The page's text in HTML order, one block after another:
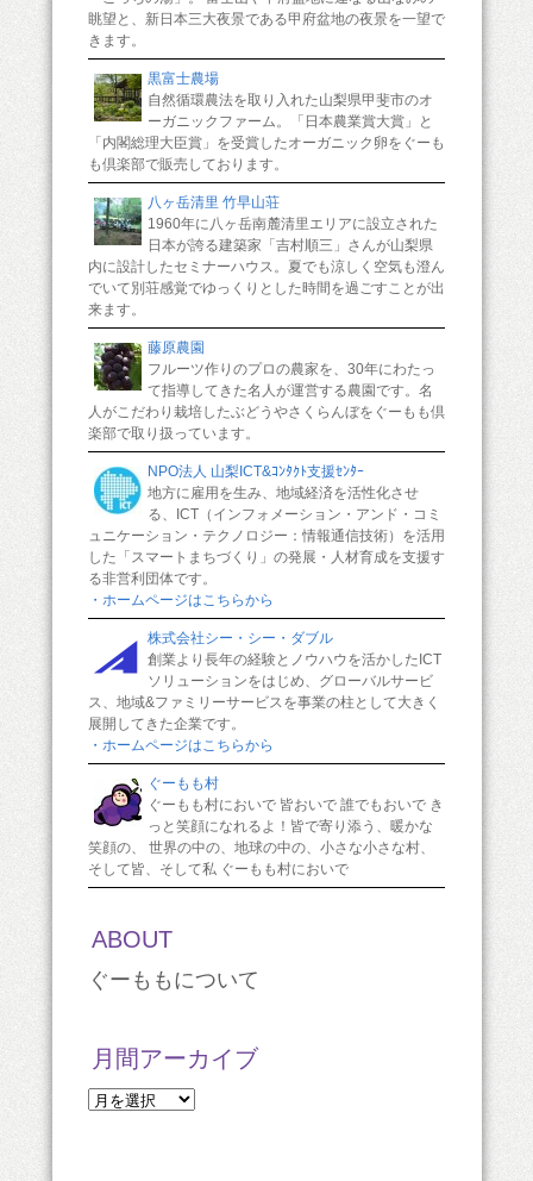
眺望と、新日本三大夜景である甲府盆地の夜景を一望で
きます。
黒富士農場
自然循環農法を取り入れた山梨県甲斐市のオ
ーガニックファーム。「日本農業賞大賞」と
「内閣総理大臣賞」を受賞したオーガニック卵をぐーも
も倶楽部で販売しております。
八ヶ岳清里 竹早山荘
1960年に八ヶ岳南麓清里エリアに設立された
日本が誇る建築家「吉村順三」さんが山梨県
内に設計したセミナーハウス。夏でも涼しく空気も澄ん
でいて別荘感覚でゆっくりとした時間を過ごすことが出
来ます。
藤原農園
フルーツ作りのプロの農家を、30年にわたっ
て指導してきた名人が運営する農園です。名
人がこだわり栽培したぶどうやさくらんぼをぐーもも倶
楽部で取り扱っています。
NPO法人 山梨ICT&ｺﾝﾀｸﾄ支援ｾﾝﾀｰ
地方に雇用を生み、地域経済を活性化させ
る、ICT（インフォメーション・アンド・コミ
ュニケーション・テクノロジー：情報通信技術）を活用
した「スマートまちづくり」の発展・人材育成を支援す
る非営利団体です。
・ホームページはこちらから
株式会社シー・シー・ダブル
創業より長年の経験とノウハウを活かしたICT
ソリューションをはじめ、グローバルサービ
ス、地域&ファミリーサービスを事業の柱として大きく
展開してきた企業です。
・ホームページはこちらから
ぐーもも村
ぐーもも村においで 皆おいで 誰でもおいで き
っと笑顔になれるよ！皆で寄り添う、暖かな
笑顔の、 世界の中の、地球の中の、小さな小さな村、
そして皆、そして私 ぐーもも村においで
ABOUT
ぐーももについて
月間アーカイブ
月